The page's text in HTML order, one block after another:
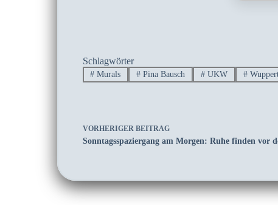
Schlagwörter
# Murals # Pina Bausch # UKW #
VORHERIGER BEITRAG
Sonntagsspaziergang am Morgen: Ruhe finden vor